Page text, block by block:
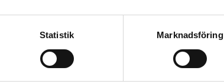
Statistik Marknadsföring